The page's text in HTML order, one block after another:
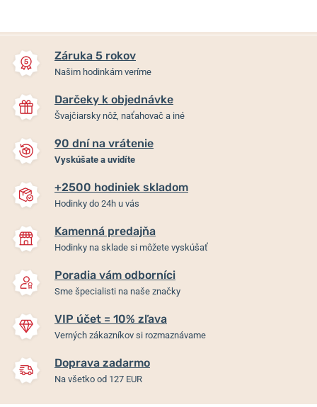
Záruka 5 rokov
Našim hodinkám veríme
Darčeky k objednávke
Švajčiarsky nôž, naťahovač a iné
90 dní na vrátenie
Vyskúšate a uvidíte
+2500 hodiniek skladom
Hodinky do 24h u vás
Kamenná predajňa
Hodinky na sklade si môžete vyskúšať
Poradia vám odborníci
Sme špecialisti na naše značky
VIP účet = 10% zľava
Verných zákazníkov si rozmaznávame
Doprava zadarmo
Na všetko od 127 EUR